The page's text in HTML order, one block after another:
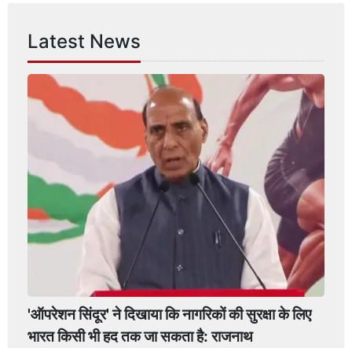
Latest News
'ऑपरेशन सिंदूर' ने दिखाया कि नागरिकों की सुरक्षा के लिए
भारत किसी भी हद तक जा सकता है: राजनाथ